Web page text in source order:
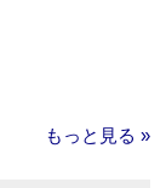
もっと見る »